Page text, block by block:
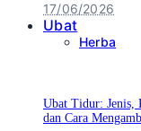
17/06/2026
Ubat
Herba
Ubat Tidur: Jenis,
dan Cara